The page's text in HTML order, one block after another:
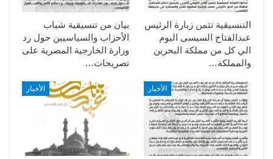
بيان من تنسيقية شباب
الأحزاب والسياسيين حول رد
وزارة الخارجية المصرية على
تصريحات…
التنسيقية تثمن زيارة الرئيس
عبدالفتاح السيسى اليوم
الي كل من مملكة البحرين
والمملكة…
الأخبار الأخبار